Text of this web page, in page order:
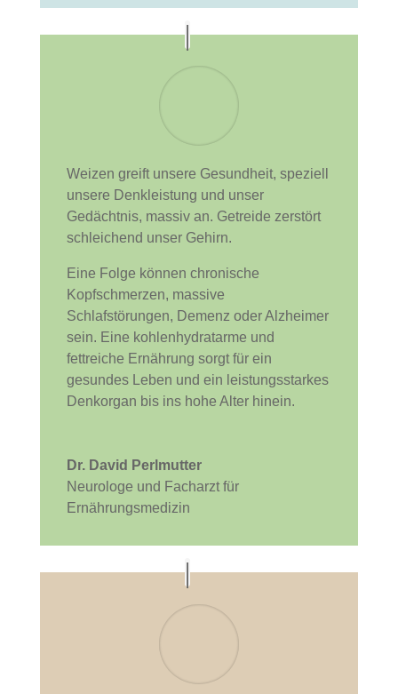
Weizen greift unsere Gesundheit, speziell
unsere Denkleistung und unser
Gedächtnis, massiv an. Getreide zerstört
schleichend unser Gehirn.
Eine Folge können chronische
Kopfschmerzen, massive
Schlafstörungen, Demenz oder Alzheimer
sein. Eine kohlenhydratarme und
fettreiche Ernährung sorgt für ein
gesundes Leben und ein leistungsstarkes
Denkorgan bis ins hohe Alter hinein.
Dr. David Perlmutter
Neurologe und Facharzt für
Ernährungsmedizin